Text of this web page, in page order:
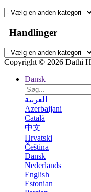
Handlinger
Copyright © 2026 Dathi
Dansk
العربية
Azerbaijani
Català
中文
Hrvatski
Čeština
Dansk
Nederlands
English
Estonian